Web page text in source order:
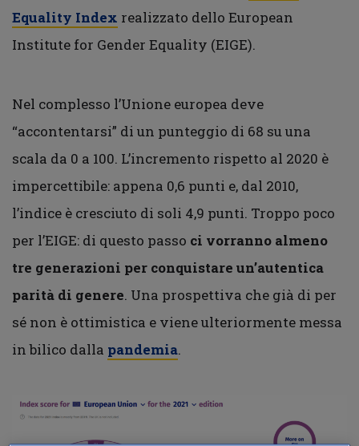
Equality Index realizzato dello European
Institute for Gender Equality (EIGE).
Nel complesso l’Unione europea deve
“accontentarsi” di un punteggio di 68 su una
scala da 0 a 100. L’incremento rispetto al 2020 è
impercettibile: appena 0,6 punti e, dal 2010,
l’indice è cresciuto di soli 4,9 punti. Troppo poco
per l’EIGE: di questo passo ci vorranno almeno
tre generazioni per conquistare un’autentica
parità di genere. Una prospettiva che già di per
sé non è ottimistica e viene ulteriormente messa
in bilico dalla pandemia.